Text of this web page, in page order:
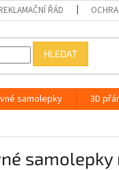
ŘÁD
HLEDAT
samolepky 3D
samolepky